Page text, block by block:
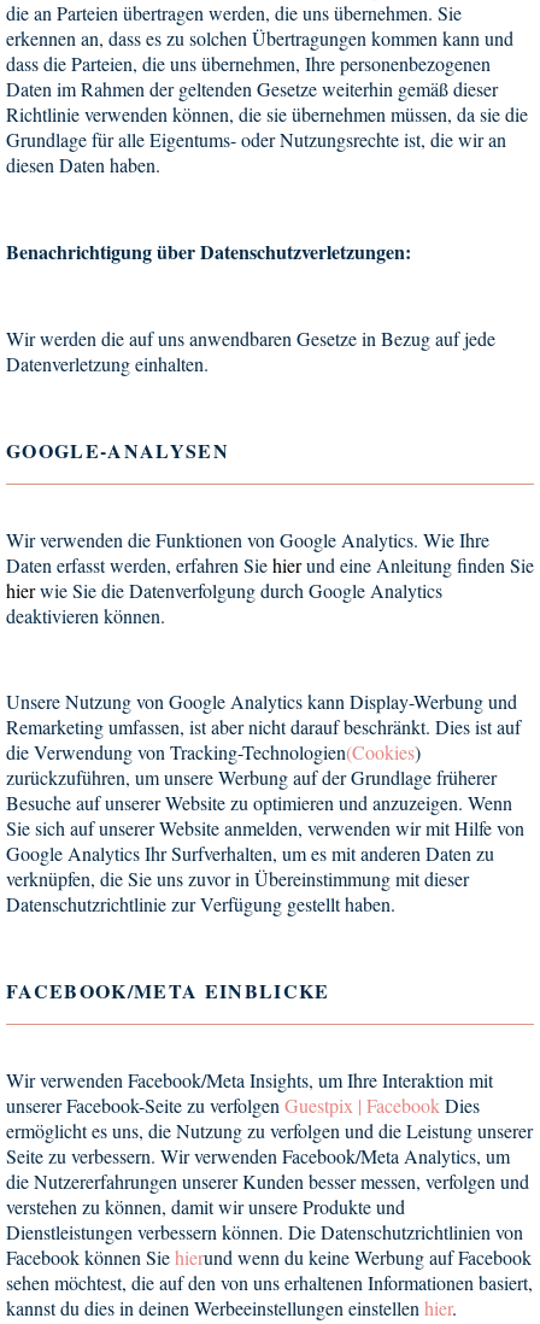
die an Parteien übertragen werden, die uns übernehmen. Sie
erkennen an, dass es zu solchen Übertragungen kommen kann und
dass die Parteien, die uns übernehmen, Ihre personenbezogenen
Daten im Rahmen der geltenden Gesetze weiterhin gemäß dieser
Richtlinie verwenden können, die sie übernehmen müssen, da sie die
Grundlage für alle Eigentums- oder Nutzungsrechte ist, die wir an
diesen Daten haben.
Benachrichtigung über Datenschutzverletzungen:
Wir werden die auf uns anwendbaren Gesetze in Bezug auf jede
Datenverletzung einhalten.
GOOGLE-ANALYSEN
Wir verwenden die Funktionen von Google Analytics. Wie Ihre
Daten erfasst werden, erfahren Siehierund eine Anleitung finden Sie
hierwie Sie die Datenverfolgung durch Google Analytics
deaktivieren können.
Unsere Nutzung von Google Analytics kann Display-Werbung und
Remarketing umfassen, ist aber nicht darauf beschränkt. Dies ist auf
die Verwendung von Tracking-Technologien(Cookies)
zurückzuführen, um unsere Werbung auf der Grundlage früherer
Besuche auf unserer Website zu optimieren und anzuzeigen. Wenn
Sie sich auf unserer Website anmelden, verwenden wir mit Hilfe von
Google Analytics Ihr Surfverhalten, um es mit anderen Daten zu
verknüpfen, die Sie uns zuvor in Übereinstimmung mit dieser
Datenschutzrichtlinie zur Verfügung gestellt haben.
FACEBOOK/META EINBLICKE
Wir verwenden Facebook/Meta Insights, um Ihre Interaktion mit
unserer Facebook-Seite zu verfolgenGuestpix | FacebookDies
ermöglicht es uns, die Nutzung zu verfolgen und die Leistung unserer
Seite zu verbessern. Wir verwenden Facebook/Meta Analytics, um
die Nutzererfahrungen unserer Kunden besser messen, verfolgen und
verstehen zu können, damit wir unsere Produkte und
Dienstleistungen verbessern können. Die Datenschutzrichtlinien von
Facebook können Siehierund wenn du keine Werbung auf Facebook
sehen möchtest, die auf den von uns erhaltenen Informationen basiert,
kannst du dies in deinen Werbeeinstellungen einstellenhier.